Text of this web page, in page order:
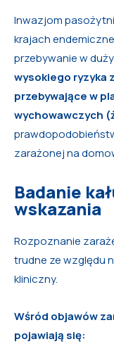
Inwazjom
krajach
przebywanie w
wysokiego ryzyka
przebywające w
wychowawczych
zarażonej na
Badanie
wskazania
Rozpoznanie
trudne ze względu
kliniczny.
Wśród objawów
pojawiają się: